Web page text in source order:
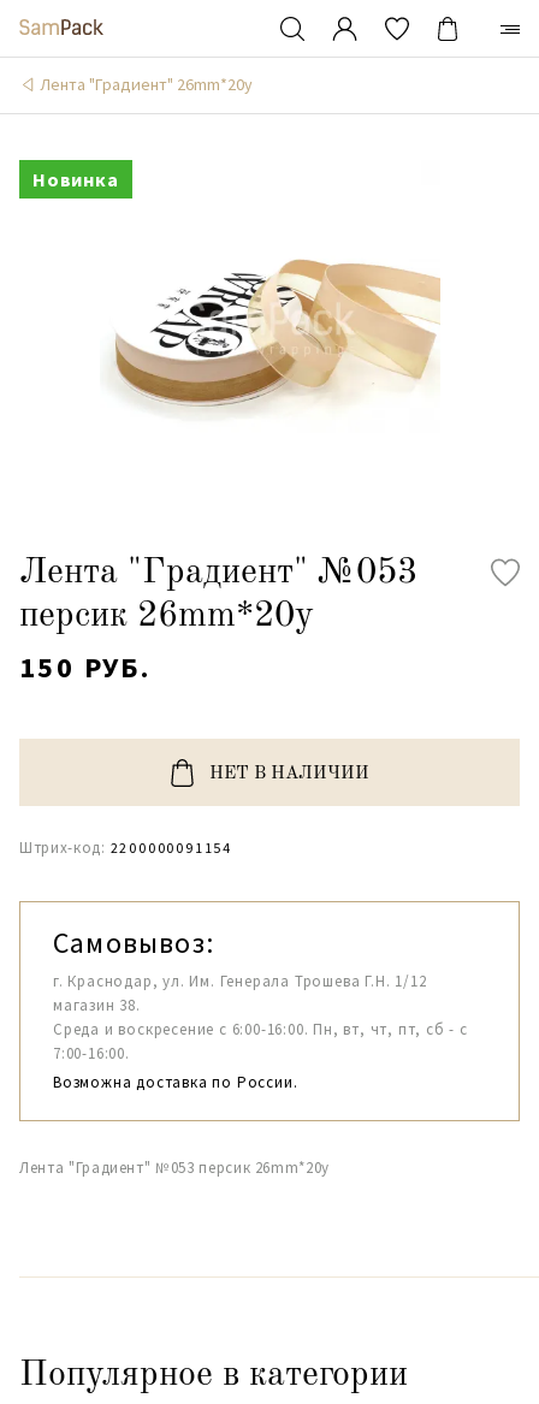
Лента "Градиент" 26mm*20y
Новинка
Лента "Градиент" №053
персик 26mm*20y
150 РУБ.
НЕТ В НАЛИЧИИ
Штрих-код: 2200000091154
Самовывоз:
г. Краснодар, ул. Им. Генерала Трошева Г.Н. 1/12
магазин 38.
Среда и воскресение с 6:00-16:00. Пн, вт, чт, пт, сб - с
7:00-16:00.
Возможна доставка по России.
Лента "Градиент" №053 персик 26mm*20y
Популярное в категории